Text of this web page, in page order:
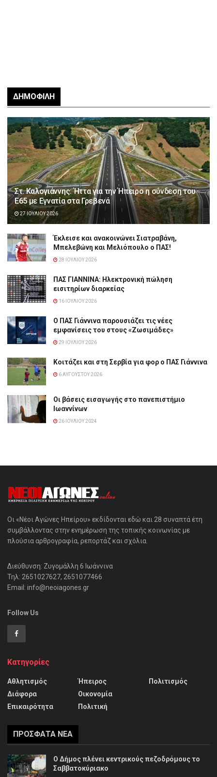
ΔΗΜΟΦΙΛΉ
Στ. Καλογιάννης: Ήττα για την Ήπειρο η σύνδεση του
Ε65 με Εγνατία στα Γρεβενά
27 ΙΟΥΛΊΟΥ 2026
Έκλεισε και ανακοινώνει Σιατραβάνη,
Μπελεβώνη και Μελιόπουλο ο ΠΑΣ!
28 ΙΟΥΛΊΟΥ 2026
ΠΑΣ ΓΙΑΝΝΙΝΑ: Hλεκτρονική πώληση
εισιτηρίων διαρκείας
16 ΙΟΥΛΊΟΥ 2026
Ο ΠΑΣ Γιάννινα παρουσιάζει τις νέες
εμφανίσεις του στους «Ζωσιμάδες»
29 ΙΟΥΛΊΟΥ 2026
Κοιτάζει και στη Σερβία για φορ ο ΠΑΣ Γιάννινα
6 ΑΥΓΟΎΣΤΟΥ 2026
Οι βάσεις εισαγωγής στο πανεπιστήμιο
Ιωαννίνων
26 ΙΟΥΛΊΟΥ 2024
Οι «Νέοι Αγώνες Ηπείρου» εκδίδονται εδώ και 28 συναπτά έτη
συμβάλλοντας στην ενημέρωση της τοπικής κοινωνίας με
πλούσια αρθρογραφία, ρεπορτάζ και σχόλια.
Διεύθυνση: Ζυγομάλλη 6 Ιωάννινα
Τηλ: 2651027627, 2651077466
Email: info@neoiagones.gr
Follow Us
Κατηγορίες
Αθλητισμός
Διάφορα
Επικαιρότητα
Ήπειρος
Οικονομία
Πολιτική
Πολιτισμός
ΠΡΌΣΦΑΤΑ ΝΈΑ
Ο Δήμος πλένει κεντρικούς πεζοδρόμους το
Σαββατοκύριακο